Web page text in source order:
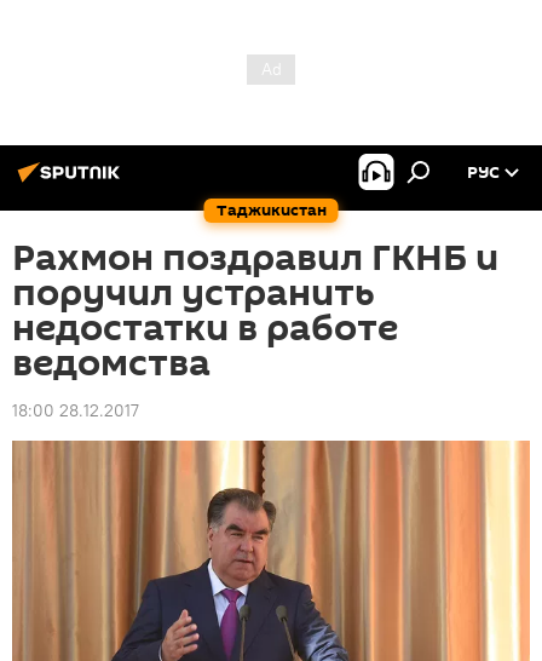
Таджикистан
РУС
Рахмон поздравил ГКНБ и
поручил устранить
недостатки в работе
ведомства
18:00 28.12.2017